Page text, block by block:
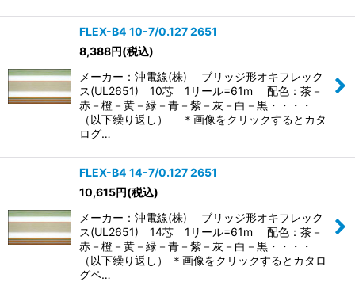
FLEX-B4 10-7/0.127 2651
8,388円(税込)
メーカー：沖電線(株) ブリッジ形オキフレック
ス(UL2651) 10芯 1リール=61m 配色：茶－
赤－橙－黄－緑－青－紫－灰－白－黒・・・・
（以下繰り返し） ＊画像をクリックするとカタ
ログ…
FLEX-B4 14-7/0.127 2651
10,615円(税込)
メーカー：沖電線(株) ブリッジ形オキフレック
ス(UL2651) 14芯 1リール=61m 配色：茶－
赤－橙－黄－緑－青－紫－灰－白－黒・・・・
（以下繰り返し） ＊画像をクリックするとカタロ
グペ…